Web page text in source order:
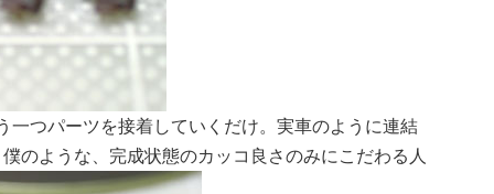
一つパーツを接着していくだけ。実車のように連結
のような、完成状態のカッコ良さのみにこだわる人